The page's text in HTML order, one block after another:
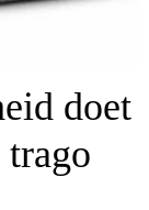
doet
trago